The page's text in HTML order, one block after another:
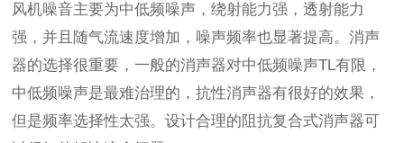
风机噪音主要为中低频噪声，绕射能力强，透射能力
强，并且随气流速度增加，噪声频率也显著提高。消声
器的选择很重要，一般的消声器对中低频噪声TL有限，
中低频噪声是最难治理的，抗性消声器有很好的效果，
但是频率选择性太强。设计合理的阻抗复合式消声器可